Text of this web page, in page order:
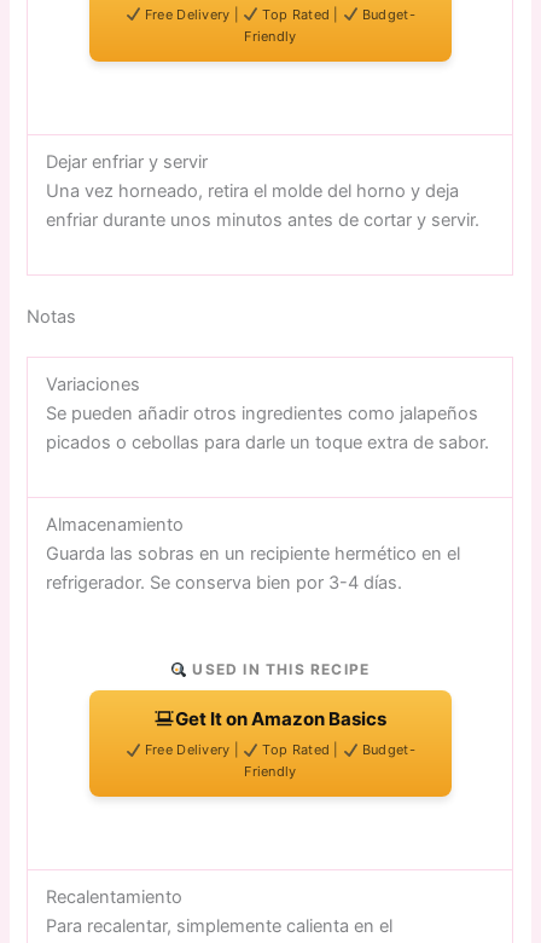
Free Delivery | Top Rated |
Budget-
Friendly
Dejar enfriar y servir
Una vez horneado, retira el molde del horno y deja
enfriar durante unos minutos antes de cortar y servir.
Notas
Variaciones
Se pueden añadir otros ingredientes como jalapeños
picados o cebollas para darle un toque extra de sabor.
Almacenamiento
Guarda las sobras en un recipiente hermético en el
refrigerador. Se conserva bien por 3-4 días.
USED IN THIS RECIPE
Get It on Amazon Basics
Free Delivery | Top Rated |
Budget-
Friendly
Recalentamiento
Para recalentar, simplemente calienta en el